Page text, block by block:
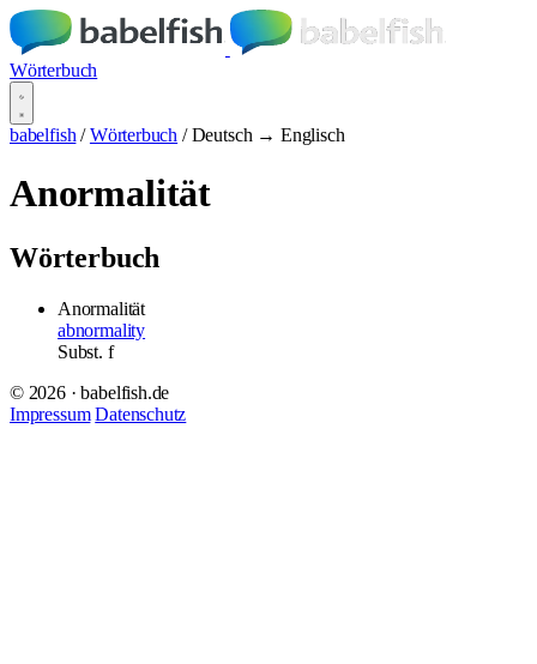
Wörterbuch
babelfish / Wörterbuch / Deutsch → Englisch
Anormalität
Wörterbuch
Anormalität
abnormality
Subst. f
© 2026 · babelfish.de
Impressum Datenschutz